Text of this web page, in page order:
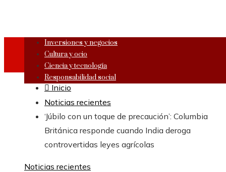
Inversiones y negocios
Cultura y ocio
Ciencia y tecnología
Responsabilidad social
Inicio
Noticias recientes
‘Júbilo con un toque de precaución’: Columbia
Británica responde cuando India deroga
controvertidas leyes agrícolas
Noticias recientes